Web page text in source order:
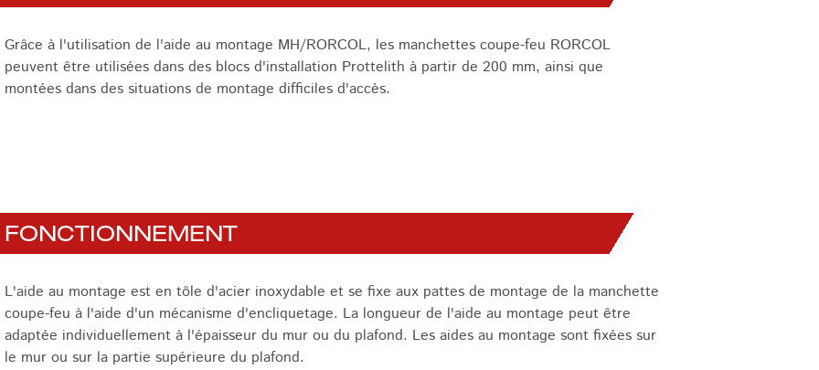
Grâce à l'utilisation de l'aide au montage MH/RORCOL, les manchettes coupe-feu RORCOL
peuvent être utilisées dans des blocs d'installation Prottelith à partir de 200 mm, ainsi que
montées dans des situations de montage difficiles d'accès.
FONCTIONNEMENT
L'aide au montage est en tôle d'acier inoxydable et se fixe aux pattes de montage de la manchette
coupe-feu à l'aide d'un mécanisme d'encliquetage. La longueur de l'aide au montage peut être
adaptée individuellement à l'épaisseur du mur ou du plafond. Les aides au montage sont fixées sur
le mur ou sur la partie supérieure du plafond.